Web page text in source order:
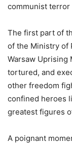
communist terror
The first part of
of the Ministry of
Warsaw Uprising
tortured, and
other freedom
confined heroes
greatest figures
A poignant